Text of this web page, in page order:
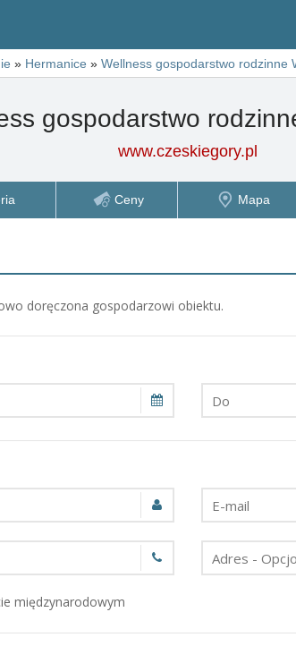
» Hermanice » Wellness gospodarstwo rodzinne
gospodarstwo
www.czeskiegory.pl
Ceny Mapa
natychmiastowo doręczona gospodarzowi obiektu.
międzynarodowym